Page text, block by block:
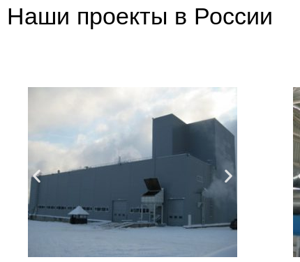
Наши проекты в России